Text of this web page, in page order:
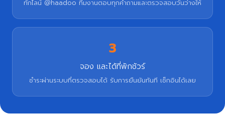
ทักไลน์ @haadoo ทีมงานตอบทุกคำถามและตรวจสอบวันว่างให้
3
จอง และได้ที่พักชัวร์
ชำระผ่านระบบที่ตรวจสอบได้ รับการยืนยันทันที เช็กอินได้เลย